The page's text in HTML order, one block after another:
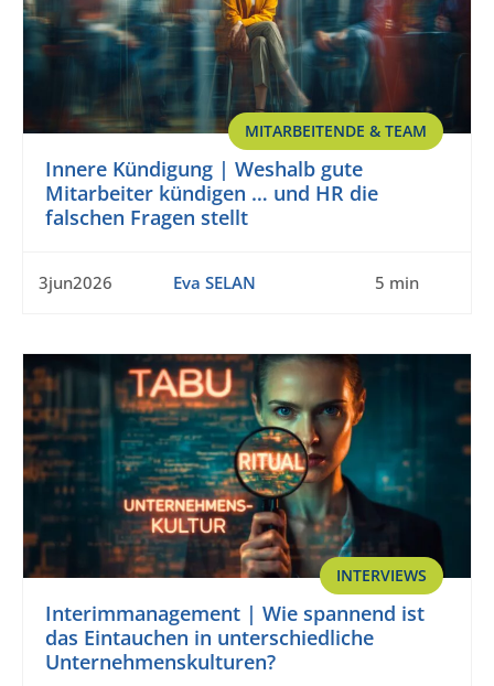
MITARBEITENDE & TEAM
Innere Kündigung | Weshalb gute
Mitarbeiter kündigen … und HR die
falschen Fragen stellt
3jun2026 Eva SELAN 5 min
INTERVIEWS
Interimmanagement | Wie spannend ist
das Eintauchen in unterschiedliche
Unternehmenskulturen?